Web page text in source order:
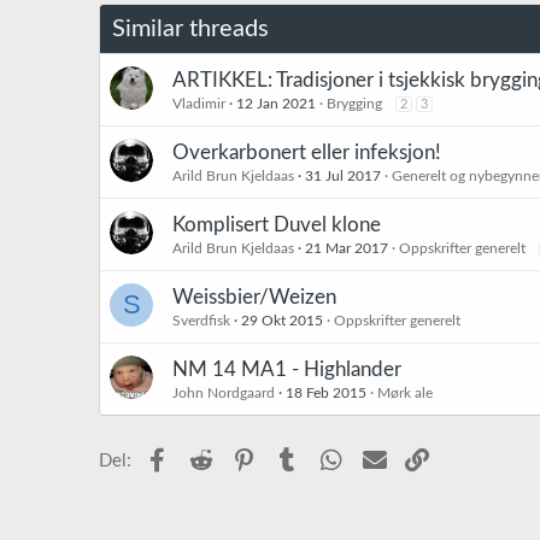
Similar threads
ARTIKKEL: Tradisjoner i tsjekkisk
Vladimir 12 Jan 2021 Brygging 2 3
Overkarbonert eller infeksjon!
Arild Brun Kjeldaas 31 Jul 2017 Generelt og
Komplisert Duvel klone
Arild Brun Kjeldaas 21 Mar 2017 Oppskrifter generelt
S Weissbier/Weizen
Sverdfisk 29 Okt 2015 Oppskrifter generelt
NM 14 MA1 - Highlander
John Nordgaard 18 Feb 2015 Mørk ale
Del: Facebook
Reddit PinterestTumblr WhatsApp
E-post